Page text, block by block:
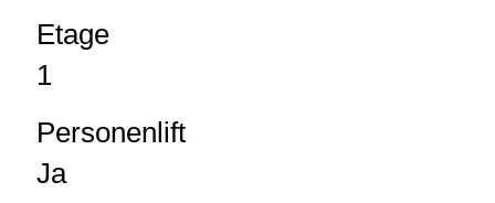
Etage
1
Personenlift
Ja